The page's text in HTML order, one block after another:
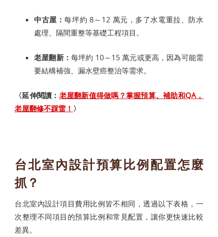
中古屋：每坪約 8～12 萬元，多了水電重拉、防水
處理、隔間重整等基礎工程項目。
老屋翻新： 每坪約 10～15 萬元或更高，因為可能需
要結構補強、漏水壁癌整治等需求。
〈延伸閱讀： 老屋翻新值得做嗎？掌握預算、補助和QA，
老屋翻修不踩雷！ 〉
台北室內設計預算比例配置怎麼
抓？
台北室內設計項目費用比例皆不相同，透過以下表格，一
次整理不同項目的預算比例和常見配置，讓你更快速比較
差異。